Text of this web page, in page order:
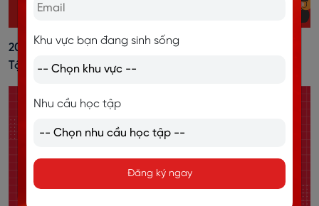
20+ Cách Đánh Trọng Âm Tiếng Anh Dễ Nhớ, Kèm Bài
Tập Vận Dụng
Khu vực bạn đang sinh sống
Nhu cầu học tập
Đăng ký ngay